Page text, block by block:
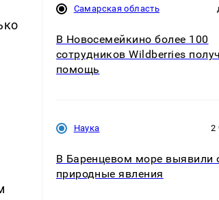
Самарская область
В Новосемейкино более 100
сотрудников Wildberries
помощь
Наука 2
В Баренцевом море выявили
природные явления